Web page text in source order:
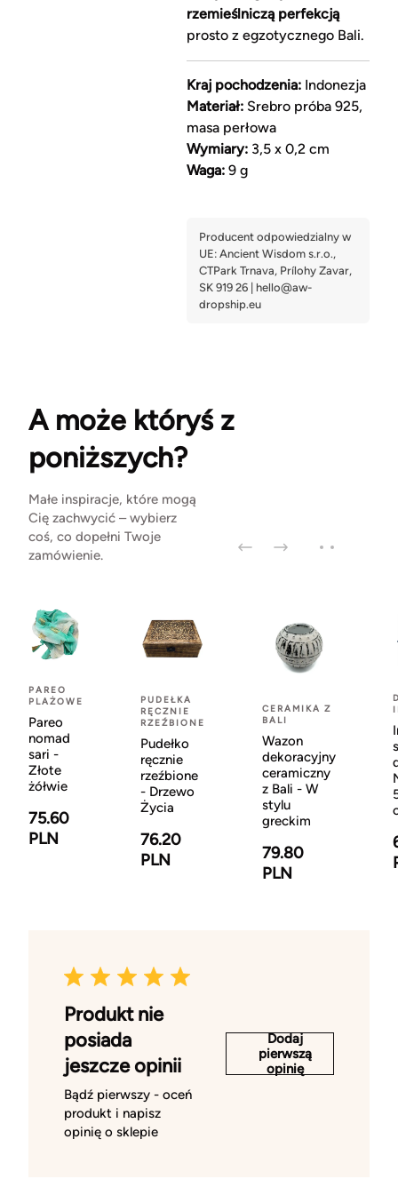
rzemieślniczą perfekcją
prosto z egzotycznego Bali.
Kraj pochodzenia:Indonezja
Materiał:Srebro próba 925,
masa perłowa
Wymiary:3,5 x 0,2 cm
Waga:9 g
A może któryś z
poniższych?
Małe inspiracje, które mogą
Cię zachwycić – wybierz
coś, co dopełni Twoje
zamówienie.
PAREO
PLAŻOWE
Pareo
nomad
sari -
Złote
żółwie
75.60
PLN
PUDEŁKA
RĘCZNIE
RZEŹBIONE
Pudełko
ręcznie
rzeźbione
- Drzewo
Życia
76.20
PLN
CERAMIKA Z
BALI
Wazon
dekoracyjny
ceramiczny
z Bali - W
stylu
greckim
79.80
PLN
Produkt nie
posiada
jeszcze opinii
Bądź pierwszy - oceń
produkt i napisz
opinię o sklepie
Dodaj
pierwszą
opinię